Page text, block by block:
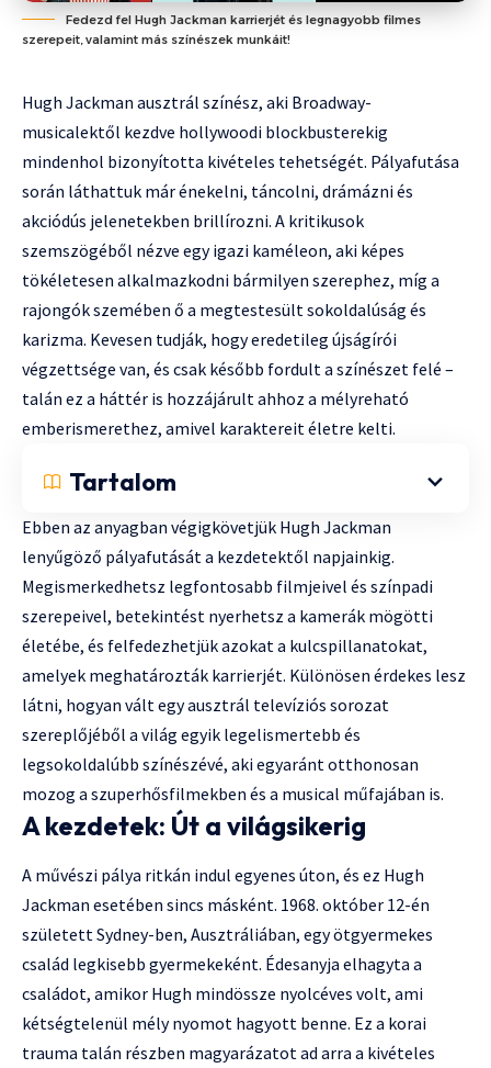
Fedezd fel Hugh Jackman karrierjét és legnagyobb filmes
szerepeit, valamint más színészek munkáit!
Hugh Jackman ausztrál színész, aki Broadway-
musicalektől kezdve hollywoodi blockbusterekig
mindenhol bizonyította kivételes tehetségét. Pályafutása
során láthattuk már énekelni, táncolni, drámázni és
akciódús jelenetekben brillírozni. A kritikusok
szemszögéből nézve egy igazi kaméleon, aki képes
tökéletesen alkalmazkodni bármilyen szerephez, míg a
rajongók szemében ő a megtestesült sokoldalúság és
karizma. Kevesen tudják, hogy eredetileg újságírói
végzettsége van, és csak később fordult a színészet felé –
talán ez a háttér is hozzájárult ahhoz a mélyreható
emberismerethez, amivel karaktereit életre kelti.
Tartalom
Ebben az anyagban végigkövetjük Hugh Jackman
lenyűgöző pályafutását a kezdetektől napjainkig.
Megismerkedhetsz legfontosabb filmjeivel és színpadi
szerepeivel, betekintést nyerhetsz a kamerák mögötti
életébe, és felfedezhetjük azokat a kulcspillanatokat,
amelyek meghatározták karrierjét. Különösen érdekes lesz
látni, hogyan vált egy ausztrál televíziós sorozat
szereplőjéből a világ egyik legelismertebb és
legsokoldalúbb színészévé, aki egyaránt otthonosan
mozog a szuperhősfilmekben és a musical műfajában is.
A kezdetek: Út a világsikerig
A művészi pálya ritkán indul egyenes úton, és ez Hugh
Jackman esetében sincs másként. 1968. október 12-én
született Sydney-ben, Ausztráliában, egy ötgyermekes
család legkisebb gyermekeként. Édesanyja elhagyta a
családot, amikor Hugh mindössze nyolcéves volt, ami
kétségtelenül mély nyomot hagyott benne. Ez a korai
trauma talán részben magyarázatot ad arra a kivételes